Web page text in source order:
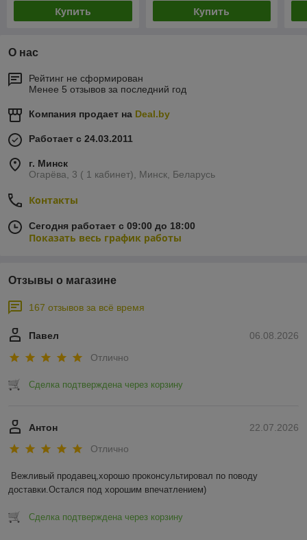
Купить Купить
О нас
Рейтинг не сформирован
Менее 5 отзывов за последний год
Компания продает на Deal.by
Работает с 24.03.2011
г. Минск
Огарёва, 3 ( 1 кабинет), Минск, Беларусь
Контакты
Сегодня работает с 09:00 до 18:00
Показать весь график работы
Отзывы о магазине
167 отзывов за всё время
06.08.2026
Павел
Отлично
Сделка подтверждена через корзину
22.07.2026
Антон
Отлично
Вежливый продавец,хорошо проконсультировал по поводу
доставки.Остался под хорошим впечатлением)
Сделка подтверждена через корзину